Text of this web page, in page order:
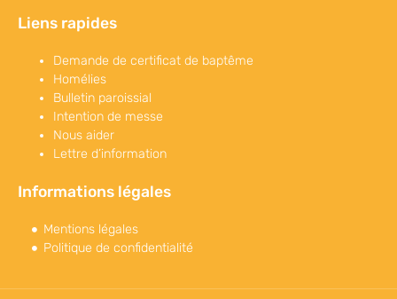
Liens rapides
Demande de certificat de baptême
Homélies
Bulletin paroissial
Intention de messe
Nous aider
Lettre d’information
Informations légales
Mentions légales
Politique de confidentialité